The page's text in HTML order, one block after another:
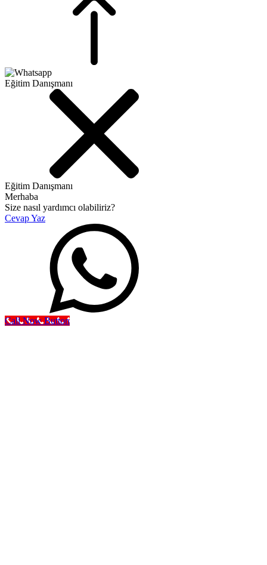
Eğitim Danışmanı
Eğitim Danışmanı
Merhaba
Size nasıl yardımcı olabiliriz?
Cevap Yaz
Call Now Button